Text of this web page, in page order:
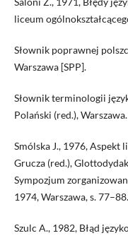
liceum
Słownik poprawnej
Warszawa [SPP].
Słownik terminologii
Polański (red.), Warszawa.
Smólska J., 1976, Aspekt
Grucza (red.),
Sympozjum
1974, Warszawa, s. 77–88.
Szulc A., 1982, Błąd